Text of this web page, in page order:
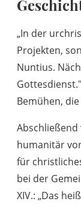
„In der
Projekten,
Nuntius.
Bemühen,
humanitär
für
bei der
XIV.: „Das